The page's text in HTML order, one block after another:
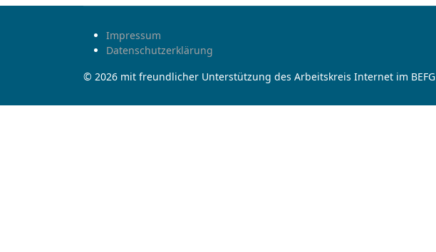
Impressum
Datenschutzerklärung
© 2026 mit freundlicher Unterstützung des Arbeitskreis Internet im BEFG